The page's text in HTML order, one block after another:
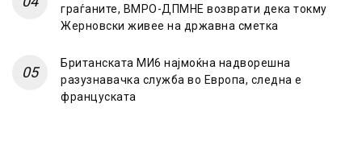
граѓаните, ВМРО-ДПМНЕ возврати дека токму
Жерновски живее на државна сметка
Британската МИ6 најмоќна надворешна
разузнавачка служба во Европа, следна е
француската